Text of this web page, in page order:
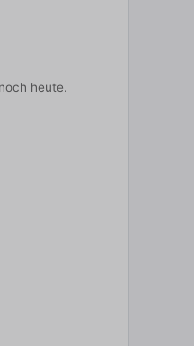
heute.